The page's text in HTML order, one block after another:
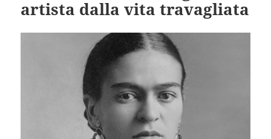
artista dalla vita travagliata